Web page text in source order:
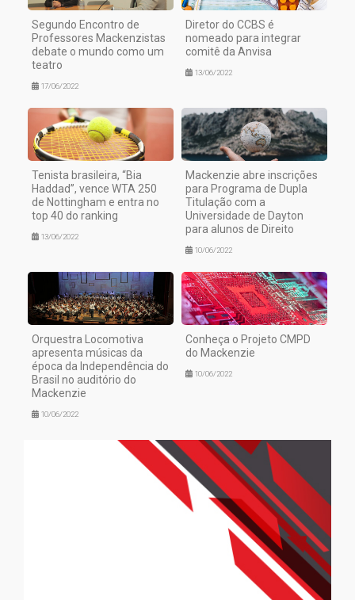
Segundo Encontro de
Professores Mackenzistas
debate o mundo como um
teatro
17/06/2022
Diretor do CCBS é
nomeado para integrar
comitê da Anvisa
13/06/2022
Tenista brasileira, “Bia
Haddad”, vence WTA 250
de Nottingham e entra no
top 40 do ranking
13/06/2022
Mackenzie abre inscrições
para Programa de Dupla
Titulação com a
Universidade de Dayton
para alunos de Direito
10/06/2022
Orquestra Locomotiva
apresenta músicas da
época da Independência do
Brasil no auditório do
Mackenzie
10/06/2022
Conheça o Projeto CMPD
do Mackenzie
10/06/2022